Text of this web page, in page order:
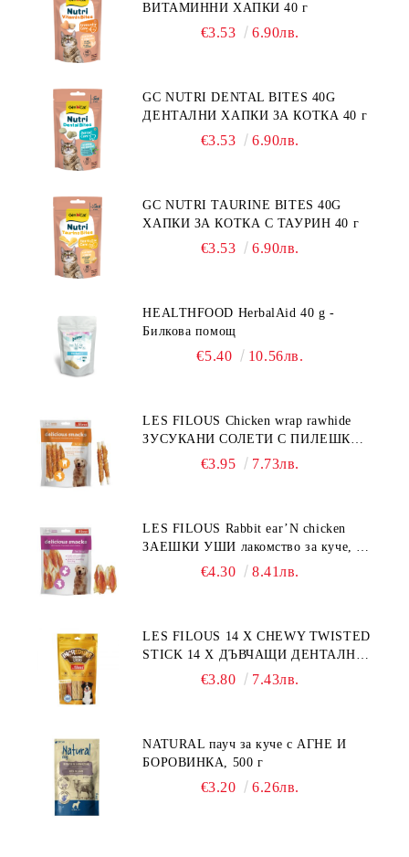
СЪСТАВКИ И ХРАНИ
ВИТАМИННИ ХАПКИ 40 г
€3.53 6.90лв.
GC NUTRI DENTAL BITES 40G
ДЕНТАЛНИ ХАПКИ ЗА КОТКА 40 г
€3.53 6.90лв.
GC NUTRI TAURINE BITES 40G
ХАПКИ ЗА КОТКА С ТАУРИН 40 г
€3.53 6.90лв.
HEALTHFOOD HerbalAid 40 g -
Билкова помощ
€5.40 10.56лв.
LES FILOUS Chicken wrap rawhide
ЗУСУКАНИ СОЛЕТИ С ПИЛЕШКО,
лакомство за куче, 100 г
€3.95 7.73лв.
LES FILOUS Rabbit ear’N chicken
ЗАЕШКИ УШИ лакомство за куче, 50
€4.30 8.41лв.
LES FILOUS 14 X CHEWY TWISTED
STICK 14 X ДЪВЧАЩИ ДЕНТАЛНИ
СОЛЕТИ за куче, УВИТИ
€3.80 7.43лв.
NATURAL пауч за куче с АГНЕ И
БОРОВИНКА, 500 г
€3.20 6.26лв.